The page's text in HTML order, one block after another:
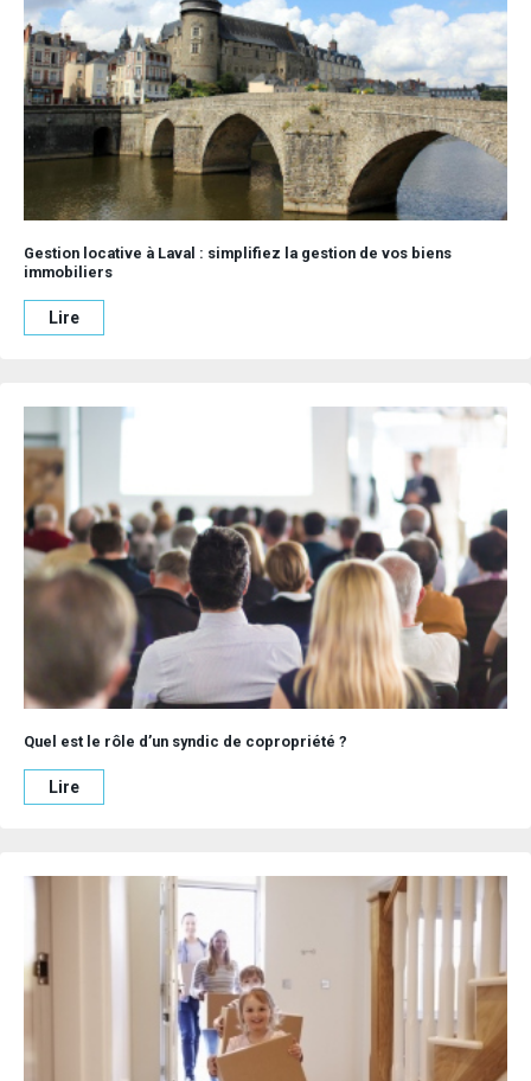
votre quotidien dans un cadre unique, combinant charme et
modernité.
Les différents types de maisons à
vendre en Mayenne
Maisons à rénover : un projet riche en potentiel
Pour les amateurs de projets, les annonces immobilières en
Mayenne regorgent d’opportunités avec de nombreuses
maisons anciennes à rénover. Ces biens pleins de charme,
campagne, offrent un potentiel unique de personnalisation.
Les pièces de ces maisons, qu’il s’agisse de la cuisine, des
propriétés comprennent également un terrain ou un jardin,
parfait pour créer un espace extérieur à votre image.
, c’est aussi profiter de
prix attractifs pour un bien avec un fort potentiel de
valorisation. Que vous soyez bricoleur ou investisseur, ces
maisons représentent une offre rare à saisir dans un cadre de
vie exceptionnel.
Maisons modernes : le confort clé en main
Les maisons modernes à vendre en Mayenne répondent aux
attentes de ceux qui recherchent un bien clé en main. Ces
propriétés récentes sont souvent dotées d’une cuisine
équipée, d’une salle d’eau contemporaine et d’une terrasse
parfaite pour profiter des journées ensoleillées. Les annonces
matériaux de qualité, offrant des pièces spacieuses et
lumineuses, idéales pour les familles ou les jeunes couples.
moments de détente. Situées à proximité des grandes villes
comme Laval ou Château-Gontier, ou dans des
environnements plus ruraux, ces maisons garantissent un
cadre de vie pratique et agréable. Avec des prix compétitifs,
elles représentent une excellente offre pour ceux qui
souhaitent s’installer rapidement sans travaux.
Maisons familiales : un espace adapté à vos
Gestion locative à Laval : simplifiez la gestion de vos biens
immobiliers
Lire
Quel est le rôle d’un syndic de copropriété ?
Lire